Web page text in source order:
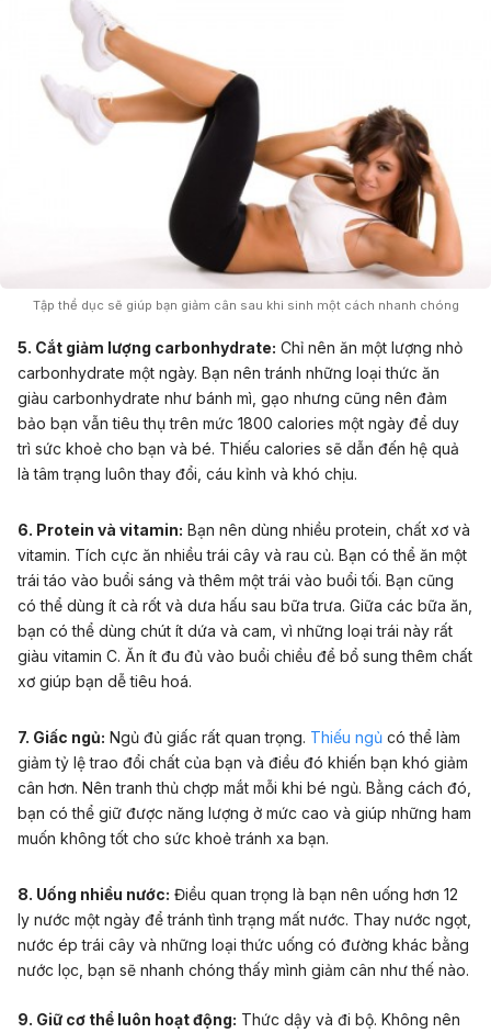
Tập thể dục sẽ giúp bạn giảm cân sau khi sinh một cách nhanh chóng
5. Cắt giảm lượng carbonhydrate: Chỉ nên ăn một lượng nhỏ
carbonhydrate một ngày. Bạn nên tránh những loại thức ăn
giàu carbonhydrate như bánh mì, gạo nhưng cũng nên đảm
bảo bạn vẫn tiêu thụ trên mức 1800 calories một ngày để duy
trì sức khoẻ cho bạn và bé. Thiếu calories sẽ dẫn đến hệ quả
là tâm trạng luôn thay đổi, cáu kỉnh và khó chịu.
6. Protein và vitamin: Bạn nên dùng nhiều protein, chất xơ và
vitamin. Tích cực ăn nhiều trái cây và rau củ. Bạn có thể ăn một
trái táo vào buổi sáng và thêm một trái vào buổi tối. Bạn cũng
có thể dùng ít cà rốt và dưa hấu sau bữa trưa. Giữa các bữa ăn,
bạn có thể dùng chút ít dứa và cam, vì những loại trái này rất
giàu vitamin C. Ăn ít đu đủ vào buổi chiều để bổ sung thêm chất
xơ giúp bạn dễ tiêu hoá.
7. Giấc ngủ: Ngủ đủ giấc rất quan trọng. Thiếu ngủ có thể làm
giảm tỷ lệ trao đổi chất của bạn và điều đó khiến bạn khó giảm
cân hơn. Nên tranh thủ chợp mắt mỗi khi bé ngủ. Bằng cách đó,
bạn có thể giữ được năng lượng ở mức cao và giúp những ham
muốn không tốt cho sức khoẻ tránh xa bạn.
8. Uống nhiều nước: Điều quan trọng là bạn nên uống hơn 12
ly nước một ngày để tránh tình trạng mất nước. Thay nước ngọt,
nước ép trái cây và những loại thức uống có đường khác bằng
nước lọc, bạn sẽ nhanh chóng thấy mình giảm cân như thế nào.
9. Giữ cơ thể luôn hoạt động: Thức dậy và đi bộ. Không nên